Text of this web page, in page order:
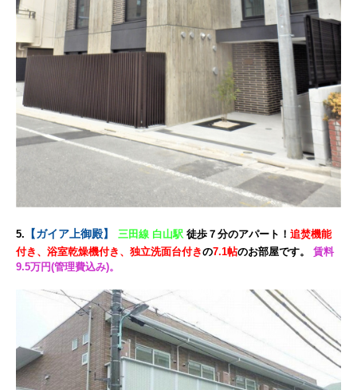
5. 【ガイア上御殿】 三田線 白山駅 徒歩７分のアパート！ 追焚機能
付き、浴室乾燥機付き、独立洗面台付きの7.1帖のお部屋です。
賃料
9.5万円(管理費込み)。